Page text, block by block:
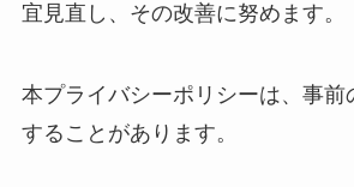
宜見直し、その改善に努めます。
本プライバシーポリシーは、事前
することがあります。